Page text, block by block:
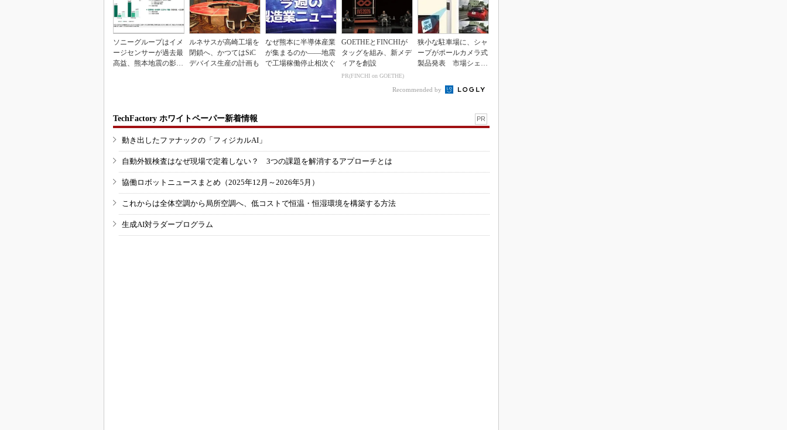
ソニーグループはイメ
ージセンサーが過去最
高益、熊本地震の影響
ルネサスが高崎工場を
閉鎖へ、かつてはSiC
デバイス生産の計画も
なぜ熊本に半導体産業
が集まるのか――地震
で工場稼働停止相次ぐ
GOETHEとFINCHIが
タッグを組み、新メデ
ィアを創設
PR(FINCHI on GOETHE)
狭小な駐車場に、シャ
ープがポールカメラ式
製品発表 市場シェア
Recommended by
TechFactory ホワイトペーパー新着情報 PR
動き出したファナックの「フィジカルAI」
自動外観検査はなぜ現場で定着しない？ 3つの課題を解消するアプローチとは
協働ロボットニュースまとめ（2025年12月～2026年5月）
これからは全体空調から局所空調へ、低コストで恒温・恒湿環境を構築する方法
生成AI対ラダープログラム